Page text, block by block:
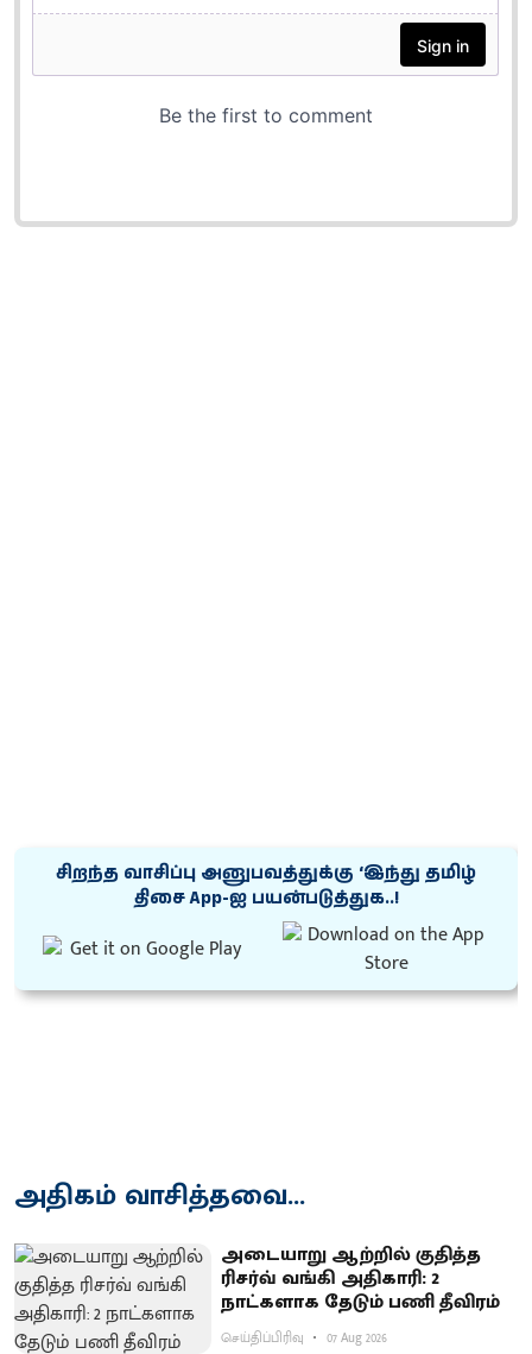
சிறந்த வாசிப்பு அனுபவத்துக்கு ‘இந்து தமிழ்
திசை App-ஐ பயன்படுத்துக..!
அதிகம் வாசித்தவை...
அடையாறு ஆற்றில் குதித்த
ரிசர்வ் வங்கி அதிகாரி: 2
நாட்களாக தேடும் பணி தீவிரம்
செய்திப்பிரிவு 07 Aug 2026